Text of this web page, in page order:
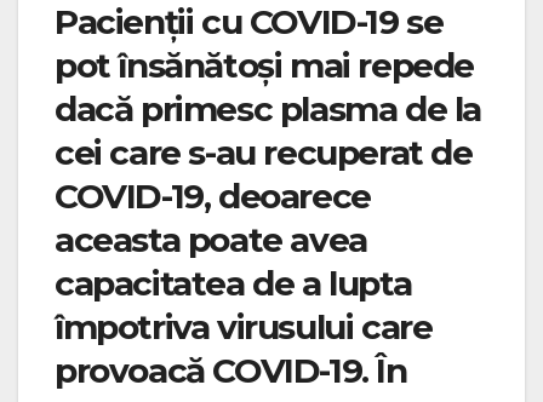
Pacienții cu COVID-19 se
pot însănătoși mai repede
dacă primesc plasma de la
cei care s-au recuperat de
COVID-19, deoarece
aceasta poate avea
capacitatea de a lupta
împotriva virusului care
provoacă COVID-19. În